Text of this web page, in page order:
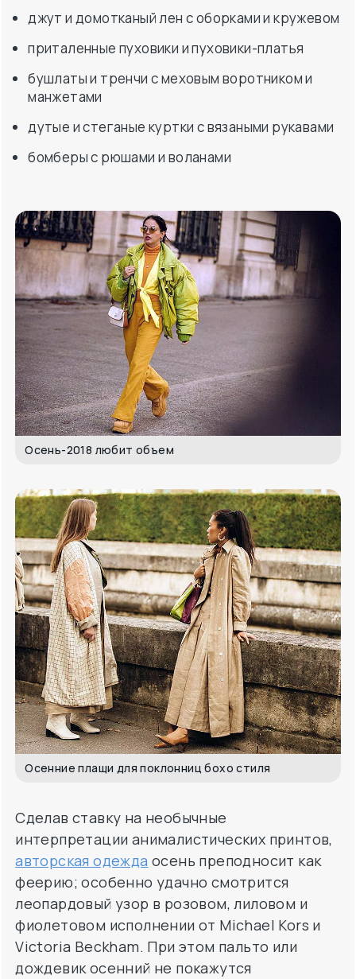
джут и домотканый лен с оборками и кружевом
приталенные пуховики и пуховики-платья
бушлаты и тренчи с меховым воротником и
манжетами
дутые и стеганые куртки с вязаными рукавами
бомберы с рюшами и воланами
Осень-2018 любит объем
Осенние плащи для поклонниц бохо стиля
Сделав ставку на необычные
интерпретации анималистических принтов,
авторская одежда осень преподносит как
феерию; особенно удачно смотрится
леопардовый узор в розовом, лиловом и
фиолетовом исполнении от Michael Kors и
Victoria Beckham. При этом пальто или
дождевик осенний не покажутся